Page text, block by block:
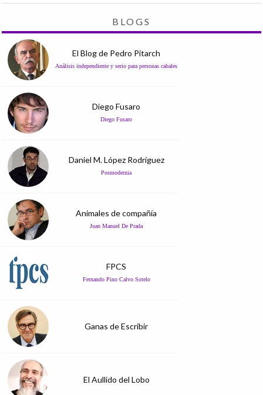
BLOGS
El Blog de Pedro Pitarch
Análisis independiente y serio para personas cabales
Diego Fusaro
Diego Fusaro
Daniel M. López Rodríguez
Posmodernia
Animales de compañía
Juan Manuel De Prada
FPCS
Fernando Pino Calvo Sotelo
Ganas de Escribir
El Aullido del Lobo